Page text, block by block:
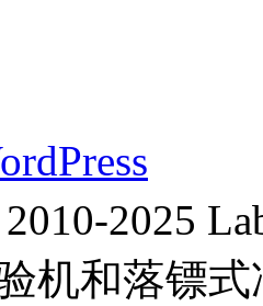
2025
机和落镖